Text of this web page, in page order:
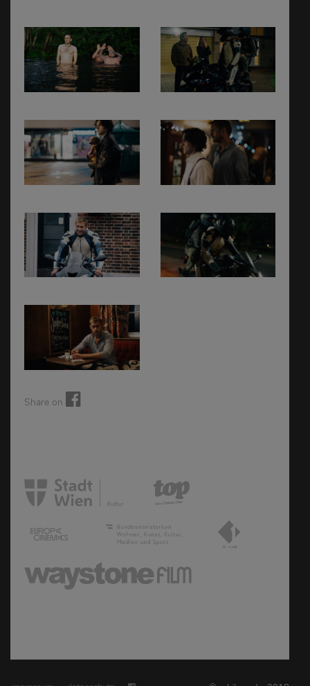
Share on